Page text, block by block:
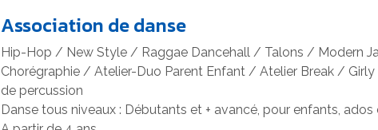
Association de danse
Hip-Hop / New Style / Raggae Dancehall / Talons / Modern
Chorégraphie / Atelier-Duo Parent Enfant / Atelier Break /
de percussion
Danse tous niveaux : Débutants et + avancé, pour enfants,